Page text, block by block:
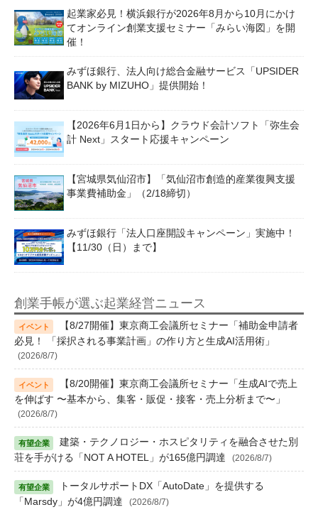
起業家必見！横浜銀行が2026年8月から10月にかけ
てオンライン創業支援セミナー「みらい海図」を開
催！
みずほ銀行、法人向け総合金融サービス「UPSIDER
BANK by MIZUHO」提供開始！
【2026年6月1日から】クラウド会計ソフト「弥生会
計 Next」スタート応援キャンペーン
【宮城県気仙沼市】「気仙沼市創造的産業復興支援
事業費補助金」（2/18締切）
みずほ銀行「法人口座開設キャンペーン」実施中！
【11/30（日）まで】
創業手帳が選ぶ起業経営ニュース
【8/27開催】東京商工会議所セミナー「補助金申請者
必見！ 「採択される事業計画」の作り方と生成AI活用術」
(2026/8/7)
【8/20開催】東京商工会議所セミナー「生成AIで売上
を伸ばす 〜基本から、集客・販促・接客・売上分析まで〜」
(2026/8/7)
建築・テクノロジー・ホスピタリティを融合させた別
荘を手がける「NOT A HOTEL」が165億円調達
(2026/8/7)
トータルサポートDX「AutoDate」を提供する
「Marsdy」が4億円調達
(2026/8/7)